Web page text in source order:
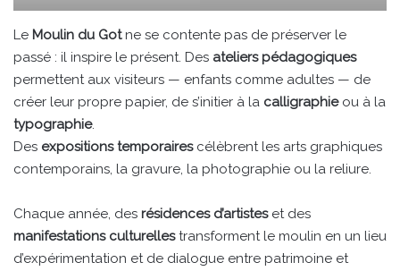
Le Moulin du Gotne se contente pas de préserver le
passé : il inspire le présent. Des ateliers pédagogiques
permettent aux visiteurs — enfants comme adultes — de
créer leur propre papier, de s’initier à la calligraphieou à la
typographie.
Des expositions temporairescélèbrent les arts graphiques
contemporains, la gravure, la photographie ou la reliure.
Chaque année, des résidences d’artisteset des
manifestations culturellestransforment le moulin en un lieu
d’expérimentation et de dialogue entre patrimoine et